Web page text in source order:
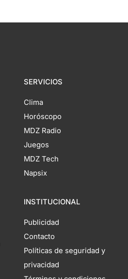
SERVICIOS
Clima
Horóscopo
MDZ Radio
Juegos
MDZ Tech
Napsix
INSTITUCIONAL
Publicidad
Contacto
Políticas de seguridad y
privacidad